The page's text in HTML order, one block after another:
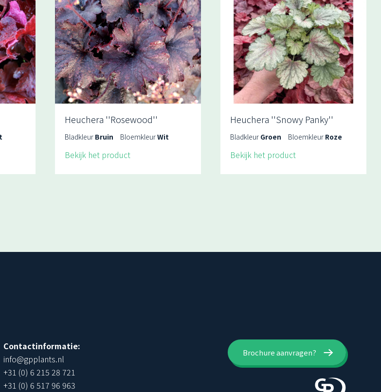
Heuchera ''Rosewood''
Bladkleur Bruin BloemkleurWit
Bekijk het product
Heuchera ''Snowy Panky''
Bladkleur Groen Bloemkleur Roze
Bekijk het product
Contactinformatie:
info@gpplants.nl
+31 (0) 6 215 28 721
+31 (0) 6 517 96 963
Brochure aanvragen?